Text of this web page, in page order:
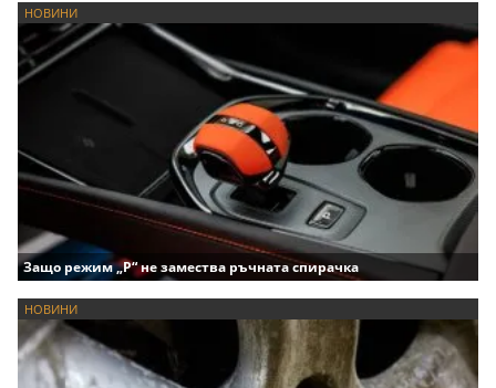
НОВИНИ
Защо режим „P“ не замества ръчната спирачка
НОВИНИ